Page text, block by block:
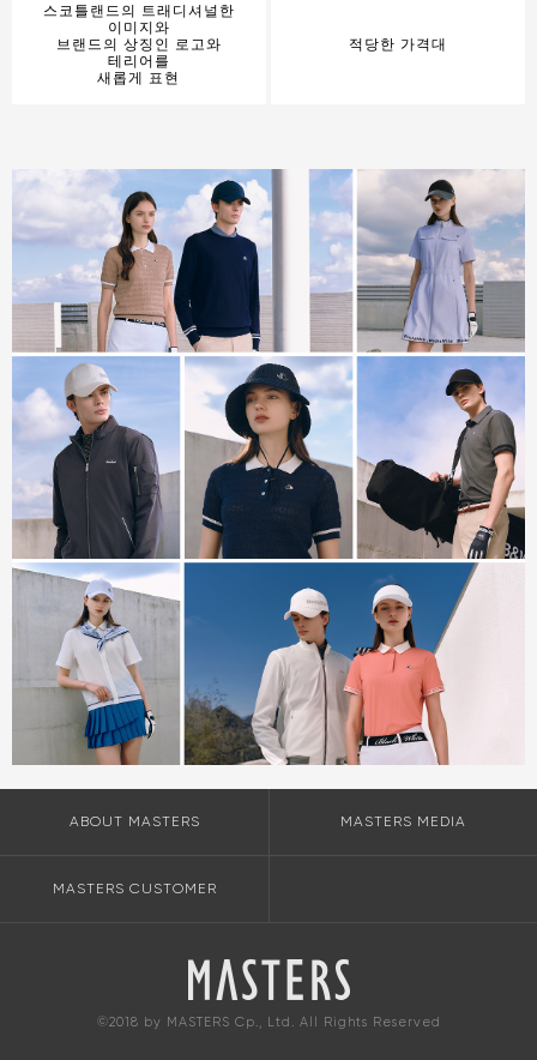
스코틀랜드의 트래디셔널한
이미지와
브랜드의 상징인 로고와
테리어를
새롭게 표현
적당한 가격대
ABOUT MASTERS MASTERS MEDIA
MASTERS CUSTOMER
©2018 by MASTERS Cp., Ltd. All Rights Reserved